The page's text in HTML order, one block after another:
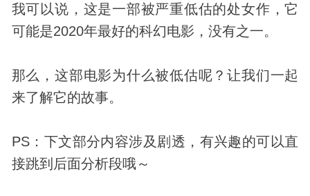
我可以说，这是一部被严重低估的处女作，它
可能是2020年最好的科幻电影，没有之一。
那么，这部电影为什么被低估呢？让我们一起
来了解它的故事。
PS：下文部分内容涉及剧透，有兴趣的可以直
接跳到后面分析段哦～